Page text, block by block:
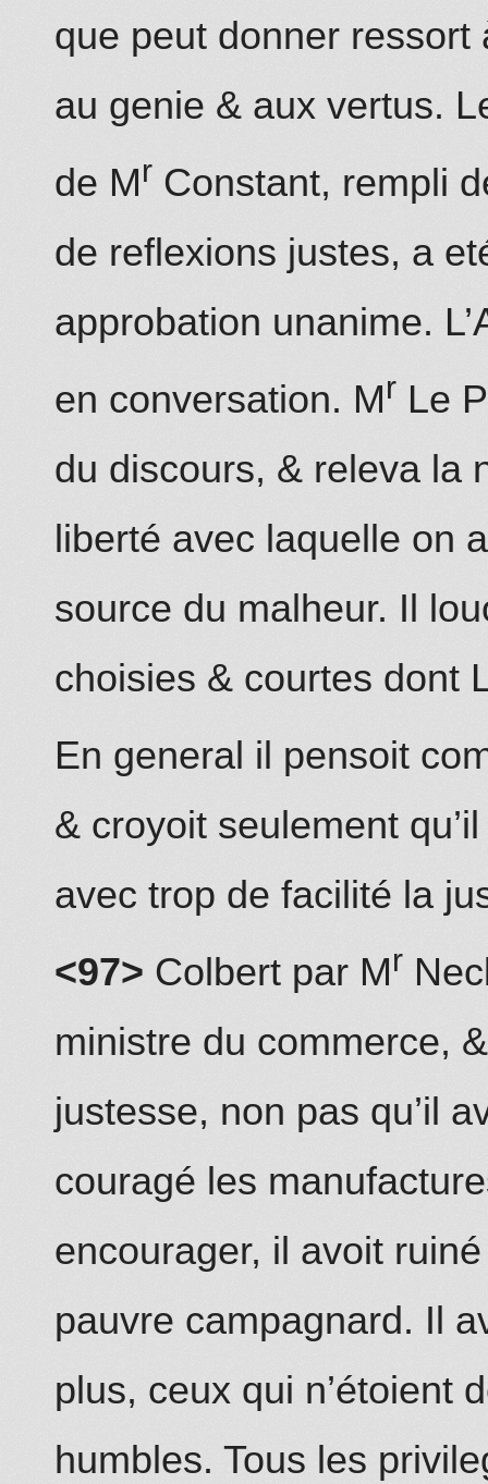
que peut donner ressort
au genie & aux vertus.
de Mr Constant, rempli
de reflexions justes, a
approbation unanime.
en conversation. Mr Le
du discours, & releva la
liberté avec laquelle on
source du malheur. Il
choisies & courtes dont
En general il pensoit
& croyoit seulement
avec trop de facilité la
<97> Colbert par Mr
ministre du commerce,
justesse, non pas qu’il
couragé les
encourager, il avoit ruiné
pauvre campagnard. Il
plus, ceux qui n’étoient
humbles. Tous les